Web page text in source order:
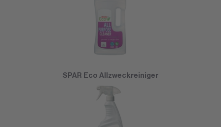
SPAR Eco Allzweckreiniger